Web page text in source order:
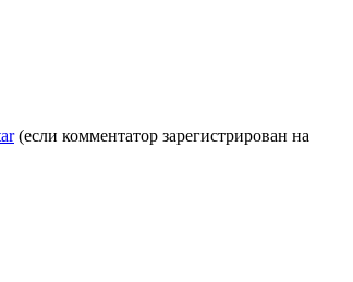
(если комментатор зарегистрирован на